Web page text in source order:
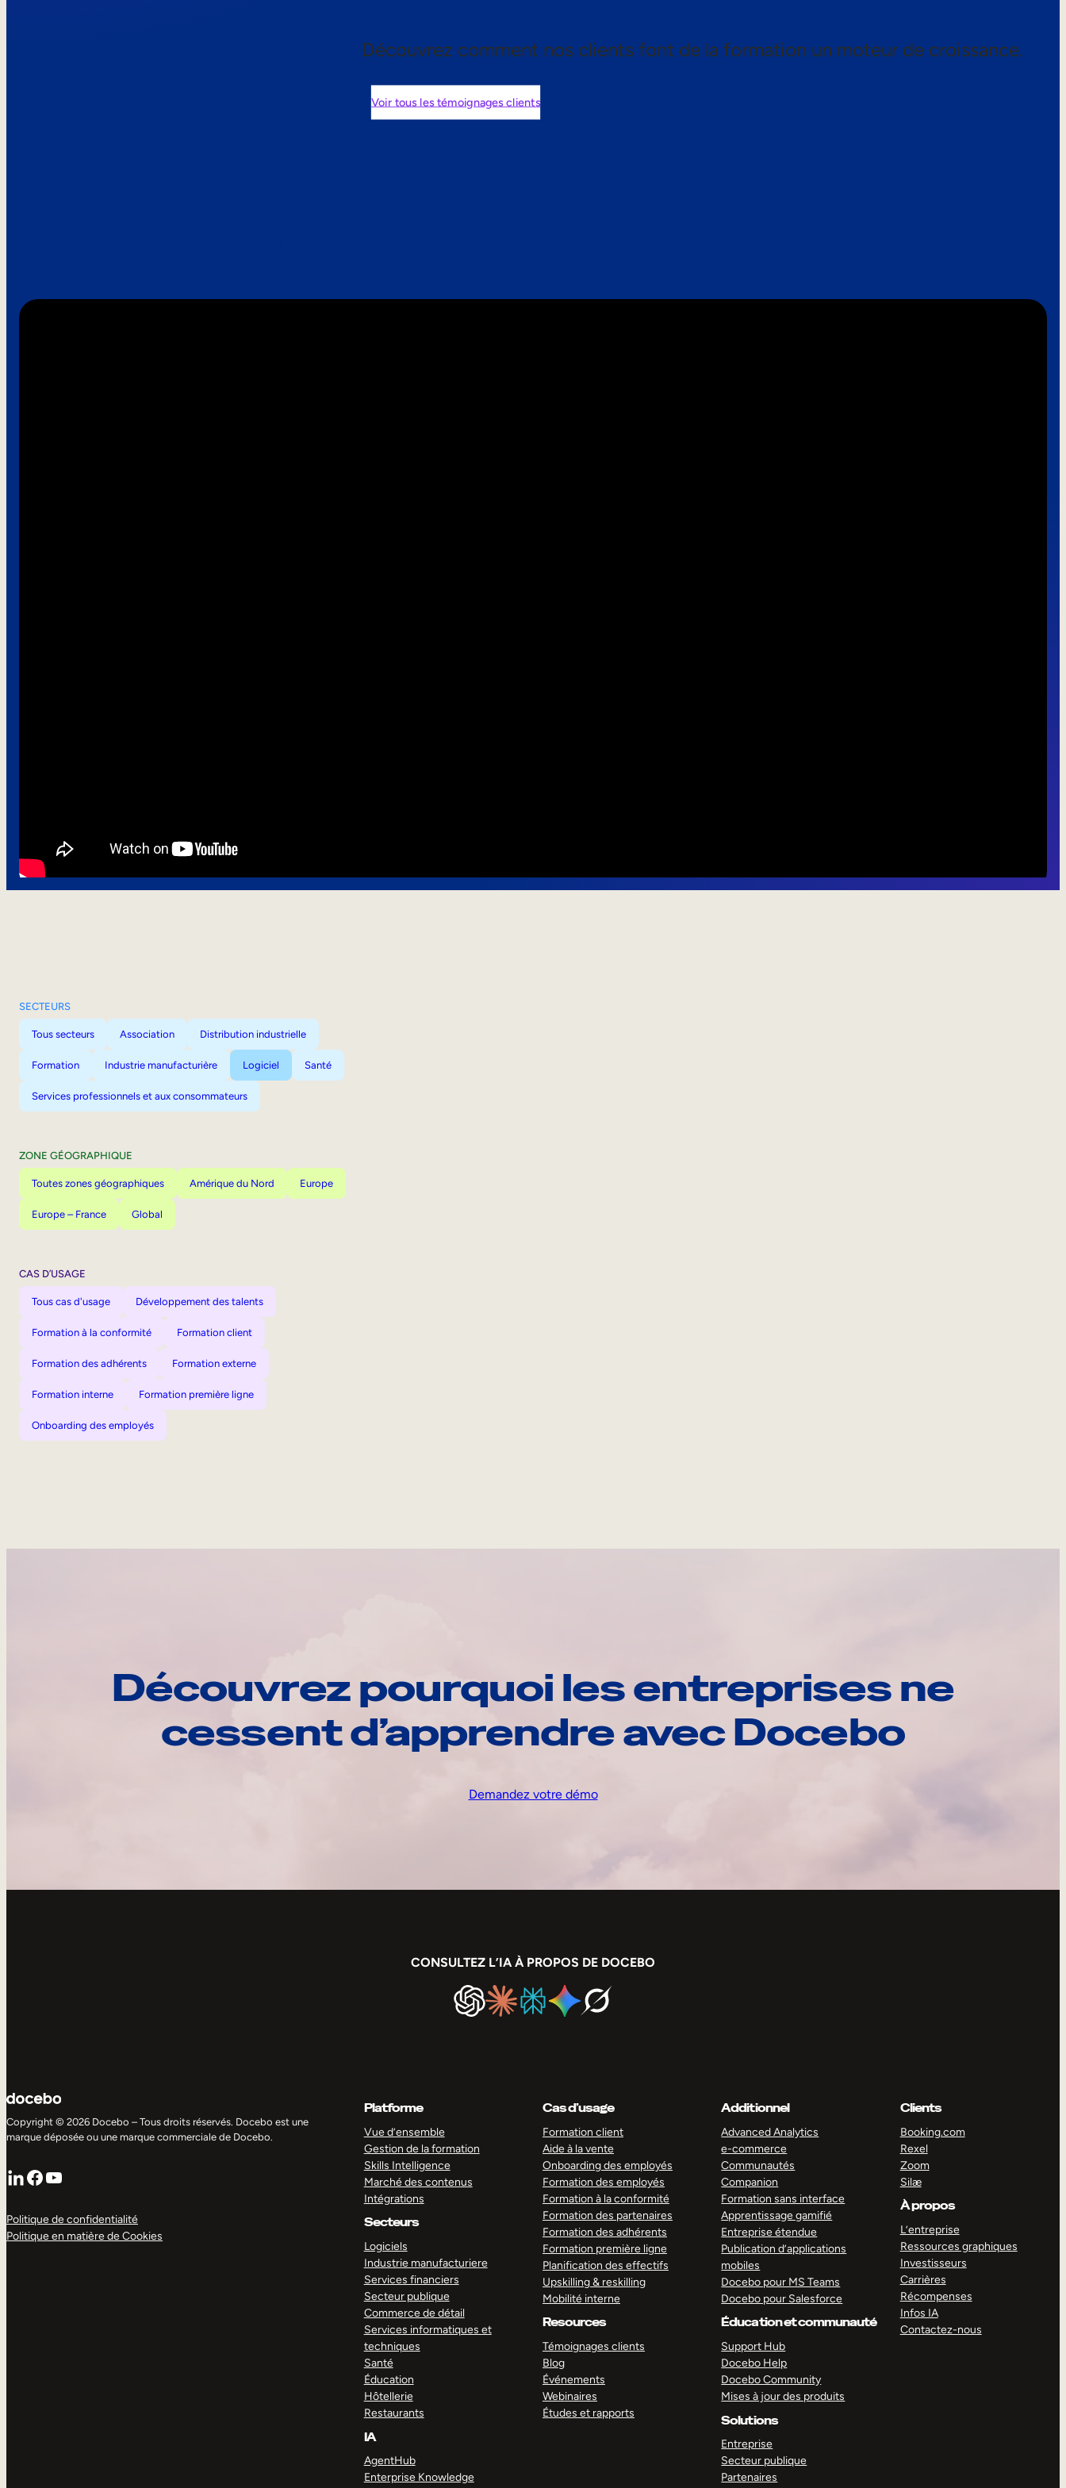
Découvrez comment nos clients font de la formation un moteur de croissance.
Voir tous les témoignages clients
SECTEURS
Tous secteurs Association Distribution industrielle
Formation Industrie manufacturière Logiciel Santé
Services professionnels et aux consommateurs
ZONE GÉOGRAPHIQUE
Toutes zones géographiques Amérique du Nord Europe
Europe – France Global
CAS D’USAGE
Tous cas d'usage Développement des talents
Formation à la conformité Formation client
Formation des adhérents Formation externe
Formation interne Formation première ligne
Onboarding des employés
Découvrez pourquoi les entreprises ne
cessent d’apprendre avec Docebo
Demandez votre démo
CONSULTEZ L’IA À PROPOS DE DOCEBO
Copyright © 2026 Docebo – Tous droits réservés. Docebo est une
marque déposée ou une marque commerciale de Docebo.
LinkedIn
Facebook
YouTube
Politique de confidentialité
Politique en matière de Cookies
Platforme
Vue d’ensemble
Gestion de la formation
Skills Intelligence
Marché des contenus
Intégrations
Secteurs
Logiciels
Industrie manufacturiere
Services financiers
Secteur publique
Commerce de détail
Services informatiques et
techniques
Santé
Éducation
Hôtellerie
Restaurants
IA
AgentHub
Enterprise Knowledge
Cas d’usage
Formation client
Aide à la vente
Onboarding des employés
Formation des employés
Formation à la conformité
Formation des partenaires
Formation des adhérents
Formation première ligne
Planification des effectifs
Upskilling & reskilling
Mobilité interne
Resources
Témoignages clients
Blog
Événements
Webinaires
Études et rapports
Additionnel
Advanced Analytics
e-commerce
Communautés
Companion
Formation sans interface
Apprentissage gamifié
Entreprise étendue
Publication d’applications
mobiles
Docebo pour MS Teams
Docebo pour Salesforce
Éducation et communauté
Support Hub
Docebo Help
Docebo Community
Mises à jour des produits
Solutions
Entreprise
Secteur publique
Partenaires
Clients
Booking.com
Rexel
Zoom
Silæ
À propos
L’entreprise
Ressources graphiques
Investisseurs
Carrières
Récompenses
Infos IA
Contactez-nous